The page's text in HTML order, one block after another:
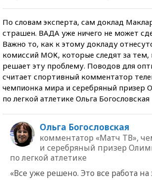
По словам эксперта, сам доклад
страшен. ВАДА уже ничего не может
Важно то, как к этому докладу
комиссий МОК, которые следят за тем,
решает эту проблему. Поводов для
считает спортивный комментатор
чемпионка мира и серебряный призер
по легкой атлетике Ольга Богословская
Ольга Богословская
комментатор «Матч ТВ»,
и серебряный призер
по легкой атлетике
«Все уже решено. Это все работа на